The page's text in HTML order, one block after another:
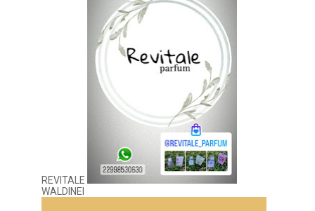
REVITALE
WALDINEI